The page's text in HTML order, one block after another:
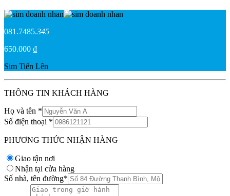
081.7485.345
650.000 ₫
Sim Tiến Lên
THÔNG TIN KHÁCH HÀNG
Họ và tên *
Số điện thoại *
PHƯƠNG THỨC NHẬN HÀNG
Giao tận nơi
Nhận tại cửa hàng
Số nhà, tên đường*